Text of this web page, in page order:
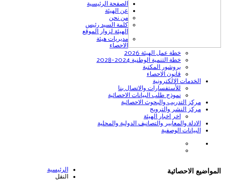
الصفحة الرئيسية
عن الهيئة
من نحن
كلمة السيد رئيس
الهيئة لزوار الموقع
مديريات هيئة
الاحصاء
خطة عمل الهيئة 2026
خطة التنمية الوطنية 2024-2028
بروشور المكتبة
قانون الاحصاء
الخدمات الالكترونية
للأستفسارات والاتصال بنا
نموذج طلب البيانات الاحصائية
مركز التدريب والبحوث الاحصائية
مركز النشر والترويج
اخر اخبار الهيئة
الادلة والمعايير والتصانيف الدولية والمحلية
البيانات الوصفية
الرئيسية
النقل
المواضيع الاحصائية